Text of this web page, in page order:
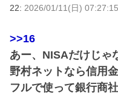
22: 2026/01/11(日)
>>16
あー、NISAだけじゃ
野村ネットなら信用
フルで使って銀行商